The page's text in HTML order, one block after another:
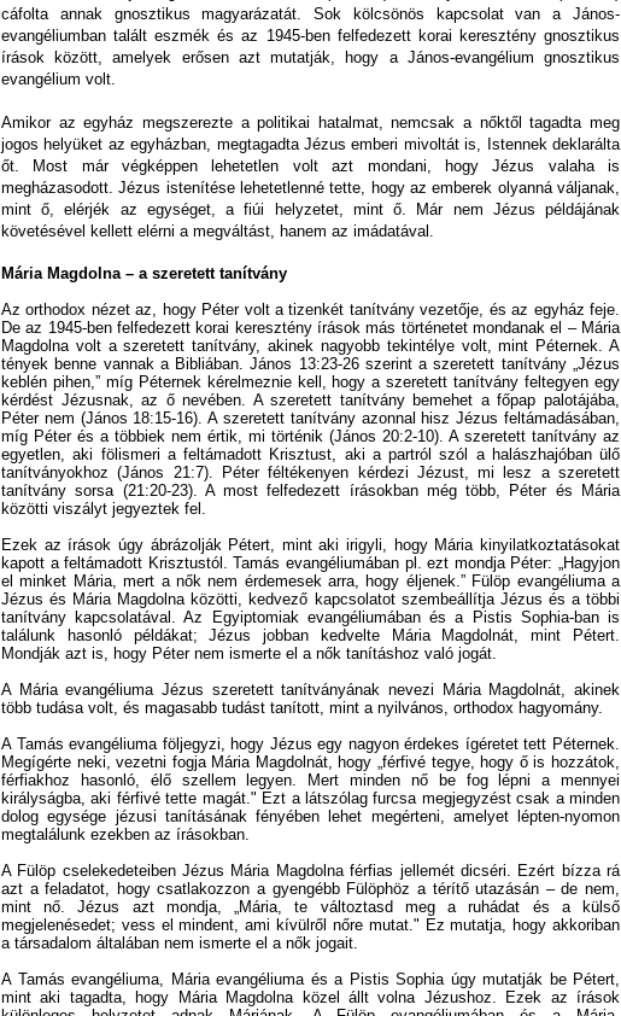
cáfolta annak gnosztikus magyarázatát. Sok kölcsönös kapcsolat van a János-
evangéliumban talált eszmék és az 1945-ben felfedezett korai keresztény gnosztikus
írások között, amelyek erősen azt mutatják, hogy a János-evangélium gnosztikus
evangélium volt.
Amikor az egyház megszerezte a politikai hatalmat, nemcsak a nőktől tagadta meg
jogos helyüket az egyházban, megtagadta Jézus emberi mivoltát is, Istennek deklarálta
őt. Most már végképpen lehetetlen volt azt mondani, hogy Jézus valaha is
megházasodott. Jézus istenítése lehetetlenné tette, hogy az emberek olyanná váljanak,
mint ő, elérjék az egységet, a fiúi helyzetet, mint ő. Már nem Jézus példájának
követésével kellett elérni a megváltást, hanem az imádatával.
Mária Magdolna – a szeretett tanítvány
Az orthodox nézet az, hogy Péter volt a tizenkét tanítvány vezetője, és az egyház feje.
De az 1945-ben felfedezett korai keresztény írások más történetet mondanak el – Mária
Magdolna volt a szeretett tanítvány, akinek nagyobb tekintélye volt, mint Péternek. A
tények benne vannak a Bibliában. János 13:23-26 szerint a szeretett tanítvány „Jézus
keblén pihen,” míg Péternek kérelmeznie kell, hogy a szeretett tanítvány feltegyen egy
kérdést Jézusnak, az ő nevében. A szeretett tanítvány bemehet a főpap palotájába,
Péter nem (János 18:15-16). A szeretett tanítvány azonnal hisz Jézus feltámadásában,
míg Péter és a többiek nem értik, mi történik (János 20:2-10). A szeretett tanítvány az
egyetlen, aki fölismeri a feltámadott Krisztust, aki a partról szól a halászhajóban ülő
tanítványokhoz (János 21:7). Péter féltékenyen kérdezi Jézust, mi lesz a szeretett
tanítvány sorsa (21:20-23). A most felfedezett írásokban még több, Péter és Mária
közötti viszályt jegyeztek fel.
Ezek az írások úgy ábrázolják Pétert, mint aki irigyli, hogy Mária kinyilatkoztatásokat
kapott a feltámadott Krisztustól. Tamás evangéliumában pl. ezt mondja Péter: „Hagyjon
el minket Mária, mert a nők nem érdemesek arra, hogy éljenek.” Fülöp evangéliuma a
Jézus és Mária Magdolna közötti, kedvező kapcsolatot szembeállítja Jézus és a többi
tanítvány kapcsolatával. Az Egyiptomiak evangéliumában és a Pistis Sophia-ban is
találunk hasonló példákat; Jézus jobban kedvelte Mária Magdolnát, mint Pétert.
Mondják azt is, hogy Péter nem ismerte el a nők tanításhoz való jogát.
A Mária evangéliuma Jézus szeretett tanítványának nevezi Mária Magdolnát, akinek
több tudása volt, és magasabb tudást tanított, mint a nyilvános, orthodox hagyomány.
A Tamás evangéliuma följegyzi, hogy Jézus egy nagyon érdekes ígéretet tett Péternek.
Megígérte neki, vezetni fogja Mária Magdolnát, hogy „férfivé tegye, hogy ő is hozzátok,
férfiakhoz hasonló, élő szellem legyen. Mert minden nő be fog lépni a mennyei
királyságba, aki férfivé tette magát." Ezt a látszólag furcsa megjegyzést csak a minden
dolog egysége jézusi tanításának fényében lehet megérteni, amelyet lépten-nyomon
megtalálunk ezekben az írásokban.
A Fülöp cselekedeteiben Jézus Mária Magdolna férfias jellemét dicséri. Ezért bízza rá
azt a feladatot, hogy csatlakozzon a gyengébb Fülöphöz a térítő utazásán – de nem,
mint nő. Jézus azt mondja, „Mária, te változtasd meg a ruhádat és a külső
megjelenésedet; vess el mindent, ami kívülről nőre mutat." Ez mutatja, hogy akkoriban
a társadalom általában nem ismerte el a nők jogait.
A Tamás evangéliuma, Mária evangéliuma és a Pistis Sophia úgy mutatják be Pétert,
mint aki tagadta, hogy Mária Magdolna közel állt volna Jézushoz. Ezek az írások